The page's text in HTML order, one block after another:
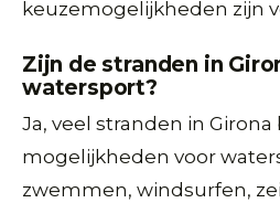
keuzemogelijkheden zijn
Zijn de stranden in
watersport?
Ja, veel stranden in
mogelijkheden voor
zwemmen, windsurfen,